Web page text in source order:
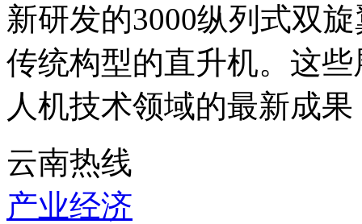
新研发的3000纵列式双
传统构型的直升机。这
人机技术领域的最新成
云南热线
产业经济